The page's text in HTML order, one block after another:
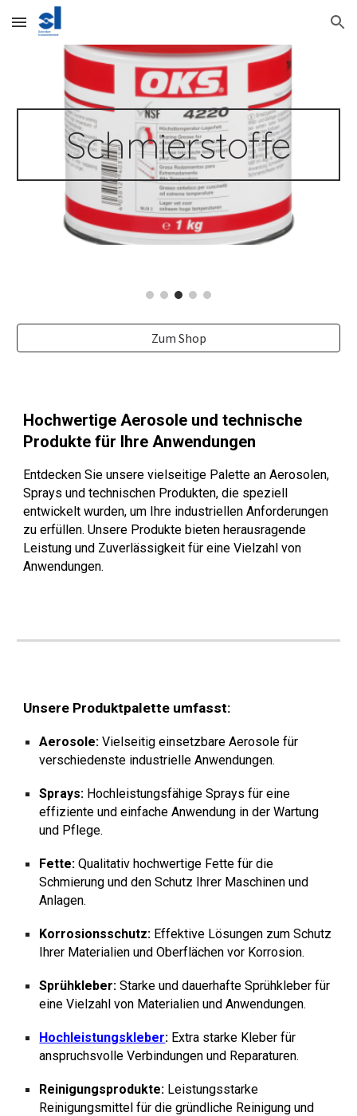
Skip to main content Skip to navigation
Schmierstoffe
Zum Shop
Hochwertige Aerosole und technische
Produkte für Ihre Anwendungen
Entdecken Sie unsere vielseitige Palette an Aerosolen,
Sprays und technischen Produkten, die speziell
entwickelt wurden, um Ihre industriellen Anforderungen
zu erfüllen. Unsere Produkte bieten herausragende
Leistung und Zuverlässigkeit für eine Vielzahl von
Anwendungen.
Unsere Produktpalette umfasst:
Aerosole: Vielseitig einsetzbare Aerosole für
verschiedenste industrielle Anwendungen.
Sprays: Hochleistungsfähige Sprays für eine
effiziente und einfache Anwendung in der Wartung
und Pflege.
Fette: Qualitativ hochwertige Fette für die
Schmierung und den Schutz Ihrer Maschinen und
Anlagen.
Korrosionsschutz: Effektive Lösungen zum Schutz
Ihrer Materialien und Oberflächen vor Korrosion.
Sprühkleber: Starke und dauerhafte Sprühkleber für
eine Vielzahl von Materialien und Anwendungen.
Hochleistungskleber: Extra starke Kleber für
anspruchsvolle Verbindungen und Reparaturen.
Reinigungsprodukte: Leistungsstarke
Reinigungsmittel für die gründliche Reinigung und